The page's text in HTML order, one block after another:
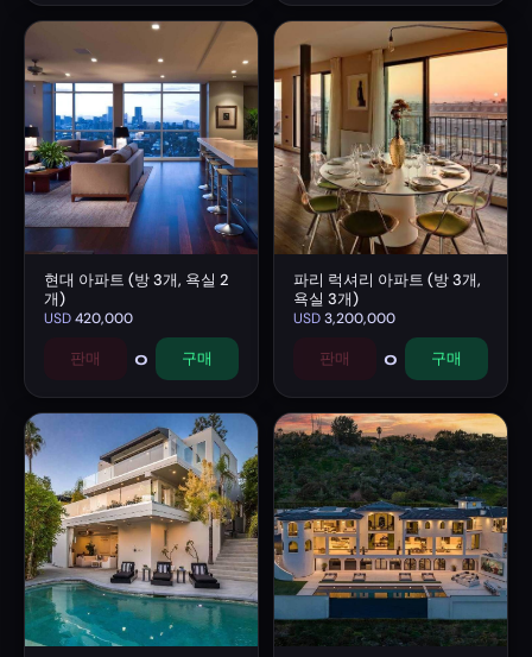
현대 아파트 (방 3개, 욕실 2
개)
USD420,000
판매 0 구매
파리 럭셔리 아파트 (방 3개,
욕실 3개)
USD3,200,000
판매 0 구매